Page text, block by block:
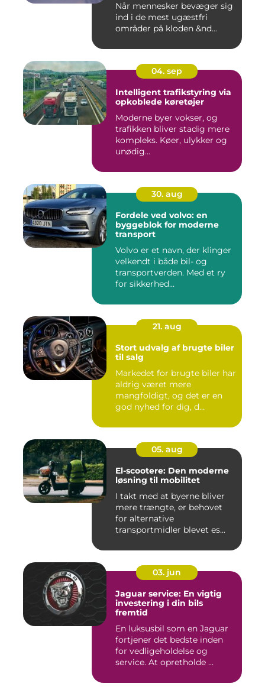
Når mennesker bevæger sig
ind i de mest ugæstfri
områder på kloden &nd...
04. sep
Intelligent trafikstyring via
opkoblede køretøjer
Moderne byer vokser, og
trafikken bliver stadig mere
kompleks. Køer, ulykker og
unødig...
30. aug
Fordele ved volvo: en
byggeblok for moderne
transport
Volvo er et navn, der klinger
velkendt i både bil- og
transportverden. Med et ry
for sikkerhed...
21. aug
Stort udvalg af brugte biler
til salg
Markedet for brugte biler har
aldrig været mere
mangfoldigt, og det er en
god nyhed for dig, d...
05. aug
El-scootere: Den moderne
løsning til mobilitet
I takt med at byerne bliver
mere trængte, er behovet
for alternative
transportmidler blevet es...
03. jun
Jaguar service: En vigtig
investering i din bils
fremtid
En luksusbil som en Jaguar
fortjener det bedste inden
for vedligeholdelse og
service. At opretholde ...